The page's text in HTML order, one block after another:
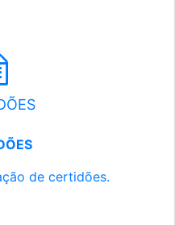
de certidões.